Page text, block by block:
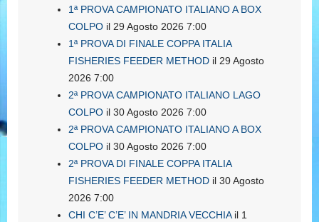
1ª PROVA CAMPIONATO ITALIANO A BOX
COLPO il 29 Agosto 2026 7:00
1ª PROVA DI FINALE COPPA ITALIA
FISHERIES FEEDER METHOD il 29 Agosto
2026 7:00
2ª PROVA CAMPIONATO ITALIANO LAGO
COLPO il 30 Agosto 2026 7:00
2ª PROVA CAMPIONATO ITALIANO A BOX
COLPO il 30 Agosto 2026 7:00
2ª PROVA DI FINALE COPPA ITALIA
FISHERIES FEEDER METHOD il 30 Agosto
2026 7:00
CHI C’E’ C’E’ IN MANDRIA VECCHIAil 1